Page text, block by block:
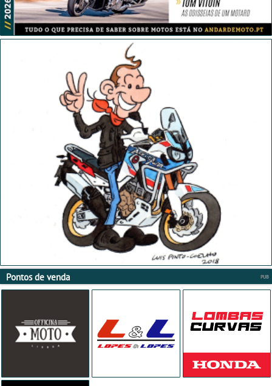
Pontos de venda